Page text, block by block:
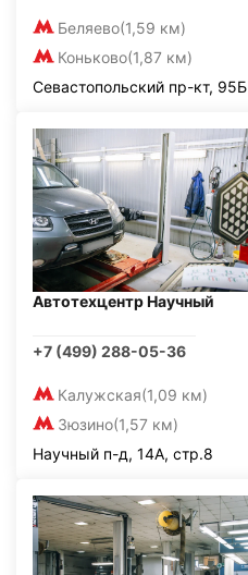
Беляево(1,59 км)
Коньково(1,87 км)
Севастопольский пр-кт, 95Б
Автотехцентр Научный
+7 (499) 288-05-36
Калужская(1,09 км)
Зюзино(1,57 км)
Научный п-д, 14А, стр.8